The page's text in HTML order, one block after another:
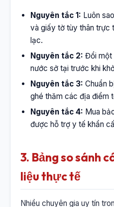
Nguyên tắc 1: Luôn
và giấy tờ tùy thân trực
lạc.
Nguyên tắc 2: Đổi một
nước sở tại trước khi
Nguyên tắc 3: Chuẩn
ghé thăm các địa điểm
Nguyên tắc 4: Mua
được hỗ trợ y tế khẩn
3. Bảng so sánh
liệu thực tế
Nhiều chuyên gia uy tín